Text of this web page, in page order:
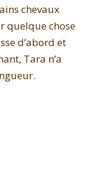
chevaux
quelque chose
d’abord et
Tara n’a